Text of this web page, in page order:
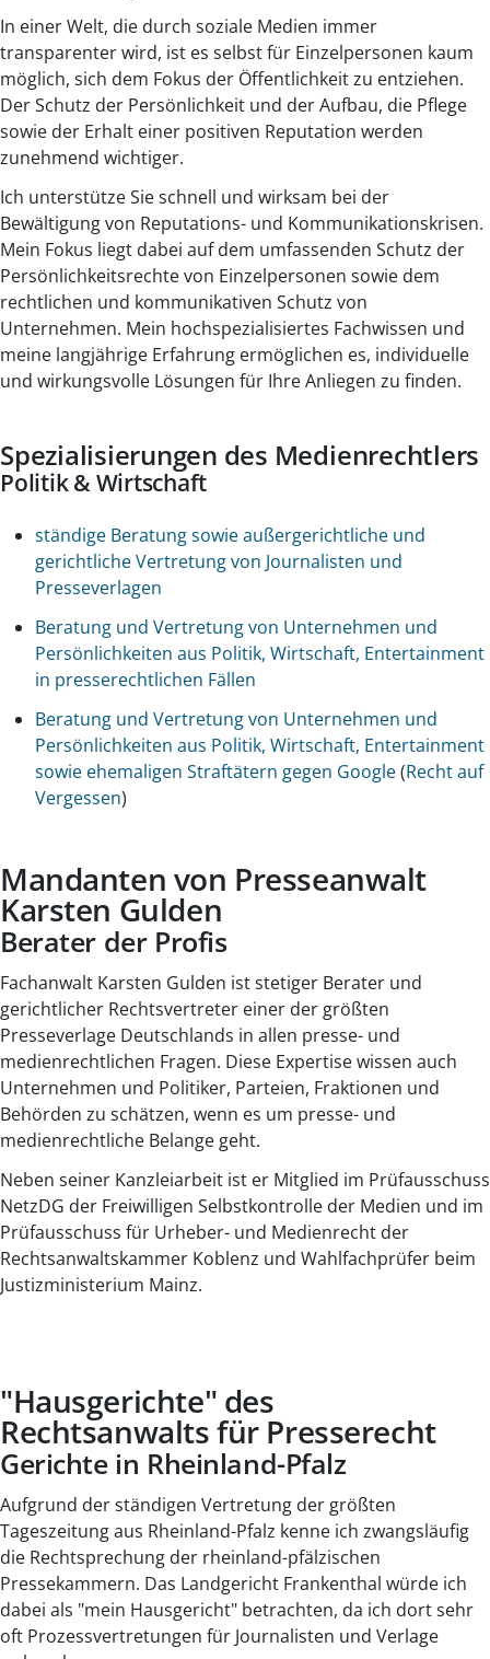
In einer Welt, die durch soziale Medien immer
transparenter wird, ist es selbst für Einzelpersonen kaum
möglich, sich dem Fokus der Öffentlichkeit zu entziehen.
Der Schutz der Persönlichkeit und der Aufbau, die Pflege
sowie der Erhalt einer positiven Reputation werden
zunehmend wichtiger.
Ich unterstütze Sie schnell und wirksam bei der
Bewältigung von Reputations- und Kommunikationskrisen.
Mein Fokus liegt dabei auf dem umfassenden Schutz der
Persönlichkeitsrechte von Einzelpersonen sowie dem
rechtlichen und kommunikativen Schutz von
Unternehmen. Mein hochspezialisiertes Fachwissen und
meine langjährige Erfahrung ermöglichen es, individuelle
und wirkungsvolle Lösungen für Ihre Anliegen zu finden.
Spezialisierungen des Medienrechtlers
Politik & Wirtschaft
ständige Beratung sowie außergerichtliche und
gerichtliche Vertretung von Journalisten und
Presseverlagen
Beratung und Vertretung von Unternehmen und
Persönlichkeiten aus Politik, Wirtschaft, Entertainment
in presserechtlichen Fällen
Beratung und Vertretung von Unternehmen und
Persönlichkeiten aus Politik, Wirtschaft, Entertainment
sowie ehemaligen Straftätern gegen Google(Recht auf
Vergessen)
Mandanten von Presseanwalt
Karsten Gulden
Berater der Profis
Fachanwalt Karsten Gulden ist stetiger Berater und
gerichtlicher Rechtsvertreter einer der größten
Presseverlage Deutschlands in allen presse- und
medienrechtlichen Fragen. Diese Expertise wissen auch
Unternehmen und Politiker, Parteien, Fraktionen und
Behörden zu schätzen, wenn es um presse- und
medienrechtliche Belange geht.
Neben seiner Kanzleiarbeit ist er Mitglied im Prüfausschuss
NetzDG der Freiwilligen Selbstkontrolle der Medien und im
Prüfausschuss für Urheber- und Medienrecht der
Rechtsanwaltskammer Koblenz und Wahlfachprüfer beim
Justizministerium Mainz.
"Hausgerichte" des
Rechtsanwalts für Presserecht
Gerichte in Rheinland-Pfalz
Aufgrund der ständigen Vertretung der größten
Tageszeitung aus Rheinland-Pfalz kenne ich zwangsläufig
die Rechtsprechung der rheinland-pfälzischen
Pressekammern. Das Landgericht Frankenthal würde ich
dabei als "mein Hausgericht" betrachten, da ich dort sehr
oft Prozessvertretungen für Journalisten und Verlage